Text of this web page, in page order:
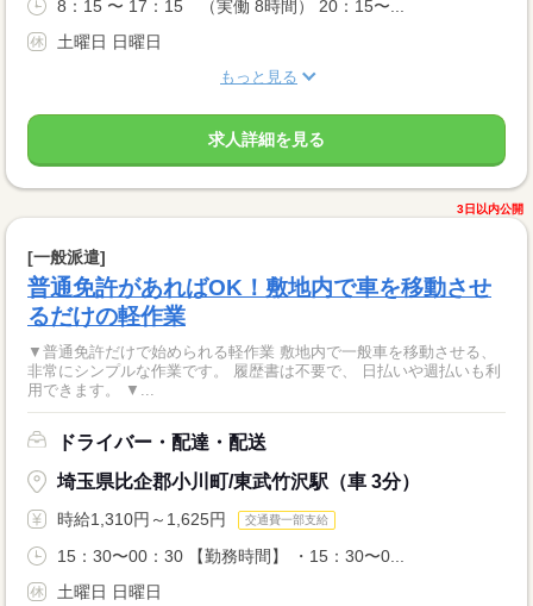
8：15 〜 17：15 （実働 8時間） 20：15〜...
土曜日 日曜日
もっと見る
求人詳細を見る
3日以内公開
[一般派遣]
普通免許があればOK！敷地内で車を移動させ
るだけの軽作業
▼普通免許だけで始められる軽作業 敷地内で一般車を移動させる、
非常にシンプルな作業です。 履歴書は不要で、 日払いや週払いも利
用できます。 ▼...
ドライバー・配達・配送
埼玉県比企郡小川町/東武竹沢駅（車 3分）
時給1,310円～1,625円 交通費一部支給
15：30〜00：30 【勤務時間】 ・15：30〜0...
土曜日 日曜日